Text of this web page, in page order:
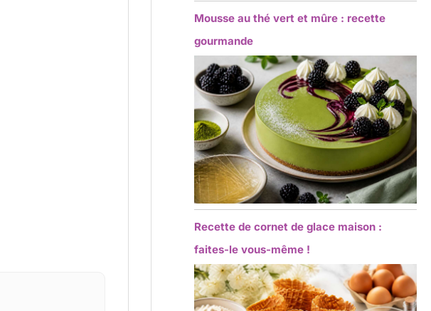
Mousse au thé vert et mûre : recette
gourmande
Recette de cornet de glace maison :
faites-le vous-même !